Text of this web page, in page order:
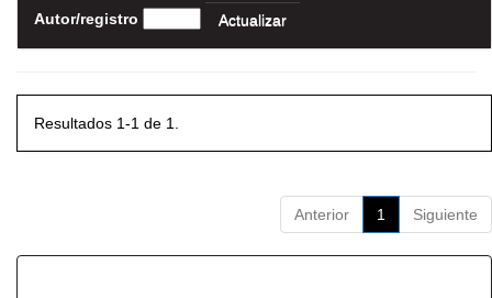
Autor/registro
Resultados 1-1 de 1.
Anterior 1 Siguiente